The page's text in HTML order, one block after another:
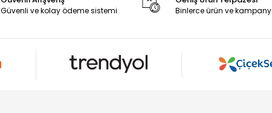
Güvenli ve kolay ödeme sistemi Binlerce ürün ve